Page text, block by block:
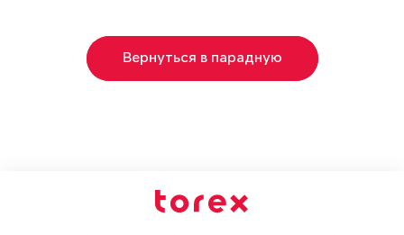
Вернуться в парадную